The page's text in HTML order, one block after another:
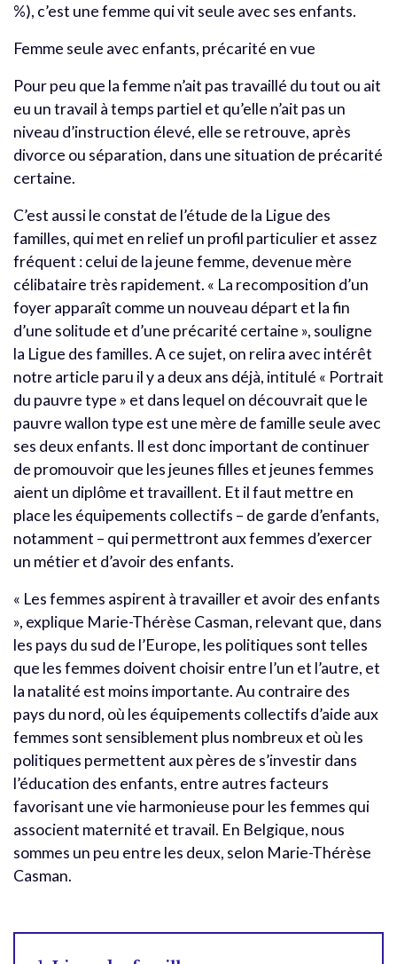
%), c’est une femme qui vit seule avec ses enfants.
Femme seule avec enfants, précarité en vue
Pour peu que la femme n’ait pas travaillé du tout ou ait
eu un travail à temps partiel et qu’elle n’ait pas un
niveau d’instruction élevé, elle se retrouve, après
divorce ou séparation, dans une situation de précarité
certaine.
C’est aussi le constat de l’étude de la Ligue des
familles, qui met en relief un profil particulier et assez
fréquent : celui de la jeune femme, devenue mère
célibataire très rapidement. « La recomposition d’un
foyer apparaît comme un nouveau départ et la fin
d’une solitude et d’une précarité certaine », souligne
la Ligue des familles. A ce sujet, on relira avec intérêt
notre article paru il y a deux ans déjà, intitulé « Portrait
du pauvre type » et dans lequel on découvrait que le
pauvre wallon type est une mère de famille seule avec
ses deux enfants. Il est donc important de continuer
de promouvoir que les jeunes filles et jeunes femmes
aient un diplôme et travaillent. Et il faut mettre en
place les équipements collectifs – de garde d’enfants,
notamment – qui permettront aux femmes d’exercer
un métier et d’avoir des enfants.
« Les femmes aspirent à travailler et avoir des enfants
», explique Marie-Thérèse Casman, relevant que, dans
les pays du sud de l’Europe, les politiques sont telles
que les femmes doivent choisir entre l’un et l’autre, et
la natalité est moins importante. Au contraire des
pays du nord, où les équipements collectifs d’aide aux
femmes sont sensiblement plus nombreux et où les
politiques permettent aux pères de s’investir dans
l’éducation des enfants, entre autres facteurs
favorisant une vie harmonieuse pour les femmes qui
associent maternité et travail. En Belgique, nous
sommes un peu entre les deux, selon Marie-Thérèse
Casman.